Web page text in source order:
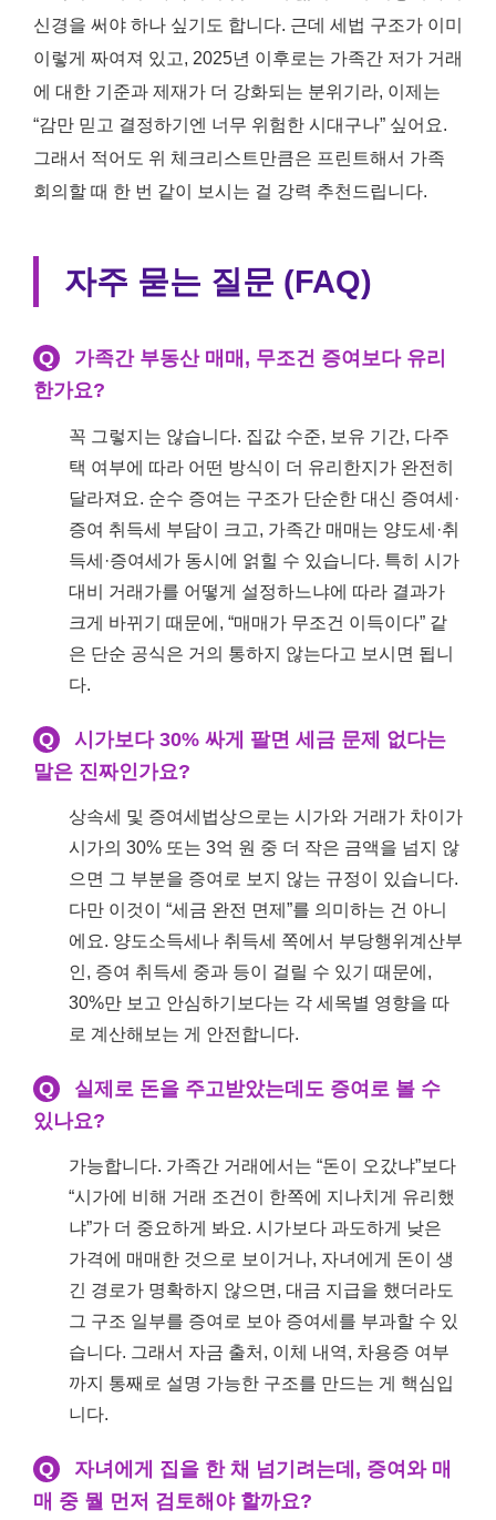
신경을 써야 하나 싶기도 합니다. 근데 세법 구조가 이미
이렇게 짜여져 있고, 2025년 이후로는 가족간 저가 거래
에 대한 기준과 제재가 더 강화되는 분위기라, 이제는
“감만 믿고 결정하기엔 너무 위험한 시대구나” 싶어요.
그래서 적어도 위 체크리스트만큼은 프린트해서 가족
회의할 때 한 번 같이 보시는 걸 강력 추천드립니다.
자주 묻는 질문 (FAQ)
Q
가족간 부동산 매매, 무조건 증여보다 유리
한가요?
꼭 그렇지는 않습니다. 집값 수준, 보유 기간, 다주
택 여부에 따라 어떤 방식이 더 유리한지가 완전히
달라져요. 순수 증여는 구조가 단순한 대신 증여세·
증여 취득세 부담이 크고, 가족간 매매는 양도세·취
득세·증여세가 동시에 얽힐 수 있습니다. 특히 시가
대비 거래가를 어떻게 설정하느냐에 따라 결과가
크게 바뀌기 때문에, “매매가 무조건 이득이다” 같
은 단순 공식은 거의 통하지 않는다고 보시면 됩니
다.
Q
시가보다 30% 싸게 팔면 세금 문제 없다는
말은 진짜인가요?
상속세 및 증여세법상으로는 시가와 거래가 차이가
시가의 30% 또는 3억 원 중 더 작은 금액을 넘지 않
으면 그 부분을 증여로 보지 않는 규정이 있습니다.
다만 이것이 “세금 완전 면제”를 의미하는 건 아니
에요. 양도소득세나 취득세 쪽에서 부당행위계산부
인, 증여 취득세 중과 등이 걸릴 수 있기 때문에,
30%만 보고 안심하기보다는 각 세목별 영향을 따
로 계산해보는 게 안전합니다.
Q
실제로 돈을 주고받았는데도 증여로 볼 수
있나요?
가능합니다. 가족간 거래에서는 “돈이 오갔냐”보다
“시가에 비해 거래 조건이 한쪽에 지나치게 유리했
냐”가 더 중요하게 봐요. 시가보다 과도하게 낮은
가격에 매매한 것으로 보이거나, 자녀에게 돈이 생
긴 경로가 명확하지 않으면, 대금 지급을 했더라도
그 구조 일부를 증여로 보아 증여세를 부과할 수 있
습니다. 그래서 자금 출처, 이체 내역, 차용증 여부
까지 통째로 설명 가능한 구조를 만드는 게 핵심입
니다.
Q
자녀에게 집을 한 채 넘기려는데, 증여와 매
매 중 뭘 먼저 검토해야 할까요?